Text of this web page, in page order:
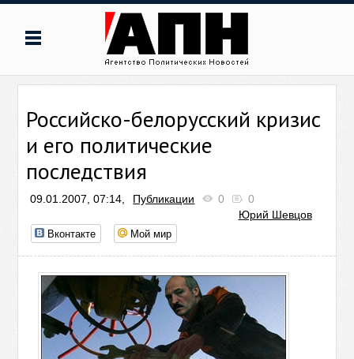
Российско-белорусский кризис
и его политические
последствия
09.01.2007, 07:14, Публикации 0
0
Юрий Шевцов
Вконтакте Мой мир